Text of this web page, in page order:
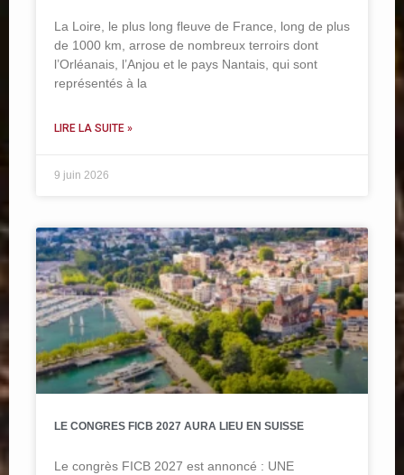
La Loire, le plus long fleuve de France, long de plus
de 1000 km, arrose de nombreux terroirs dont
l’Orléanais, l’Anjou et le pays Nantais, qui sont
représentés à la
LIRE LA SUITE »
9 juin 2026
LE CONGRES FICB 2027 AURA LIEU EN SUISSE
Le congrès FICB 2027 est annoncé : UNE